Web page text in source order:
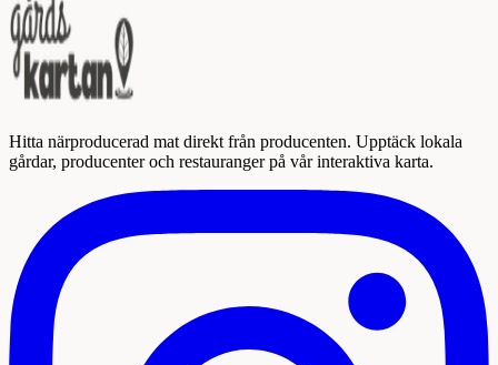
Hitta närproducerad mat direkt från producenten. Upptäck lokala
gårdar, producenter och restauranger på vår interaktiva karta.